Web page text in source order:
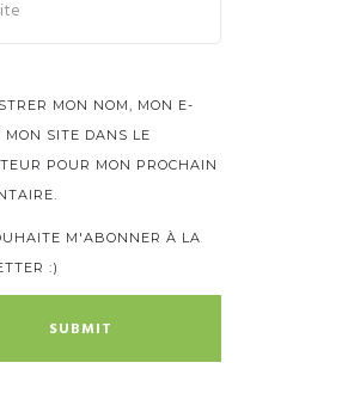
MON NOM, MON E-
MON SITE DANS LE
POUR MON PROCHAIN
M'ABONNER À LA
:)